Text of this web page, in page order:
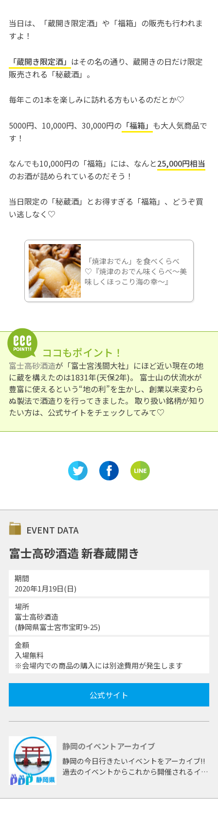
当日は、「蔵開き限定酒」や「福箱」の販売も行われま
すよ！
「蔵開き限定酒」 はその名の通り、蔵開きの日だけ限定
販売される「秘蔵酒」。
毎年この1本を楽しみに訪れる方もいるのだとか♡
5000円、10,000円、30,000円の 「福箱」 も大人気商品で
す！
なんでも10,000円の「福箱」には、なんと25,000円相当
のお酒が詰められているのだそう！
当日限定の「秘蔵酒」とお得すぎる「福箱」、どうぞ買
い逃しなく♡
「焼津おでん」を食べくらべ
♡『焼津のおでん味くらべ〜美
味しくほっこり海の幸〜』
ココもポイント！
富士高砂酒造が「富士宮浅間大社」にほど近い現在の地
に蔵を構えたのは1831年(天保2年)。 富士山の伏流水が
豊富に使えるという“地の利”を生かし、創業以来変わら
ぬ製法で酒造りを行ってきました。 取り扱い銘柄が知り
たい方は、公式サイトをチェックしてみて♡
EVENT DATA
富士高砂酒造 新春蔵開き
期間
2020年1月19日(日)
場所
富士高砂酒造
(静岡県富士宮市宝町9-25)
金額
入場無料
※会場内での商品の購入には別途費用が発生します
公式サイト
静岡のイベントアーカイブ
静岡の今日行きたいイベントをアーカイブ!!
過去のイベントからこれから開催されるイベ